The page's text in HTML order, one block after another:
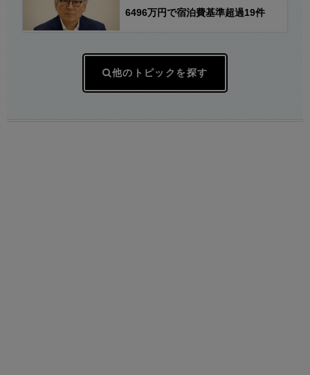
6496万円で宿泊費基準超過19件
他のトピックを探す